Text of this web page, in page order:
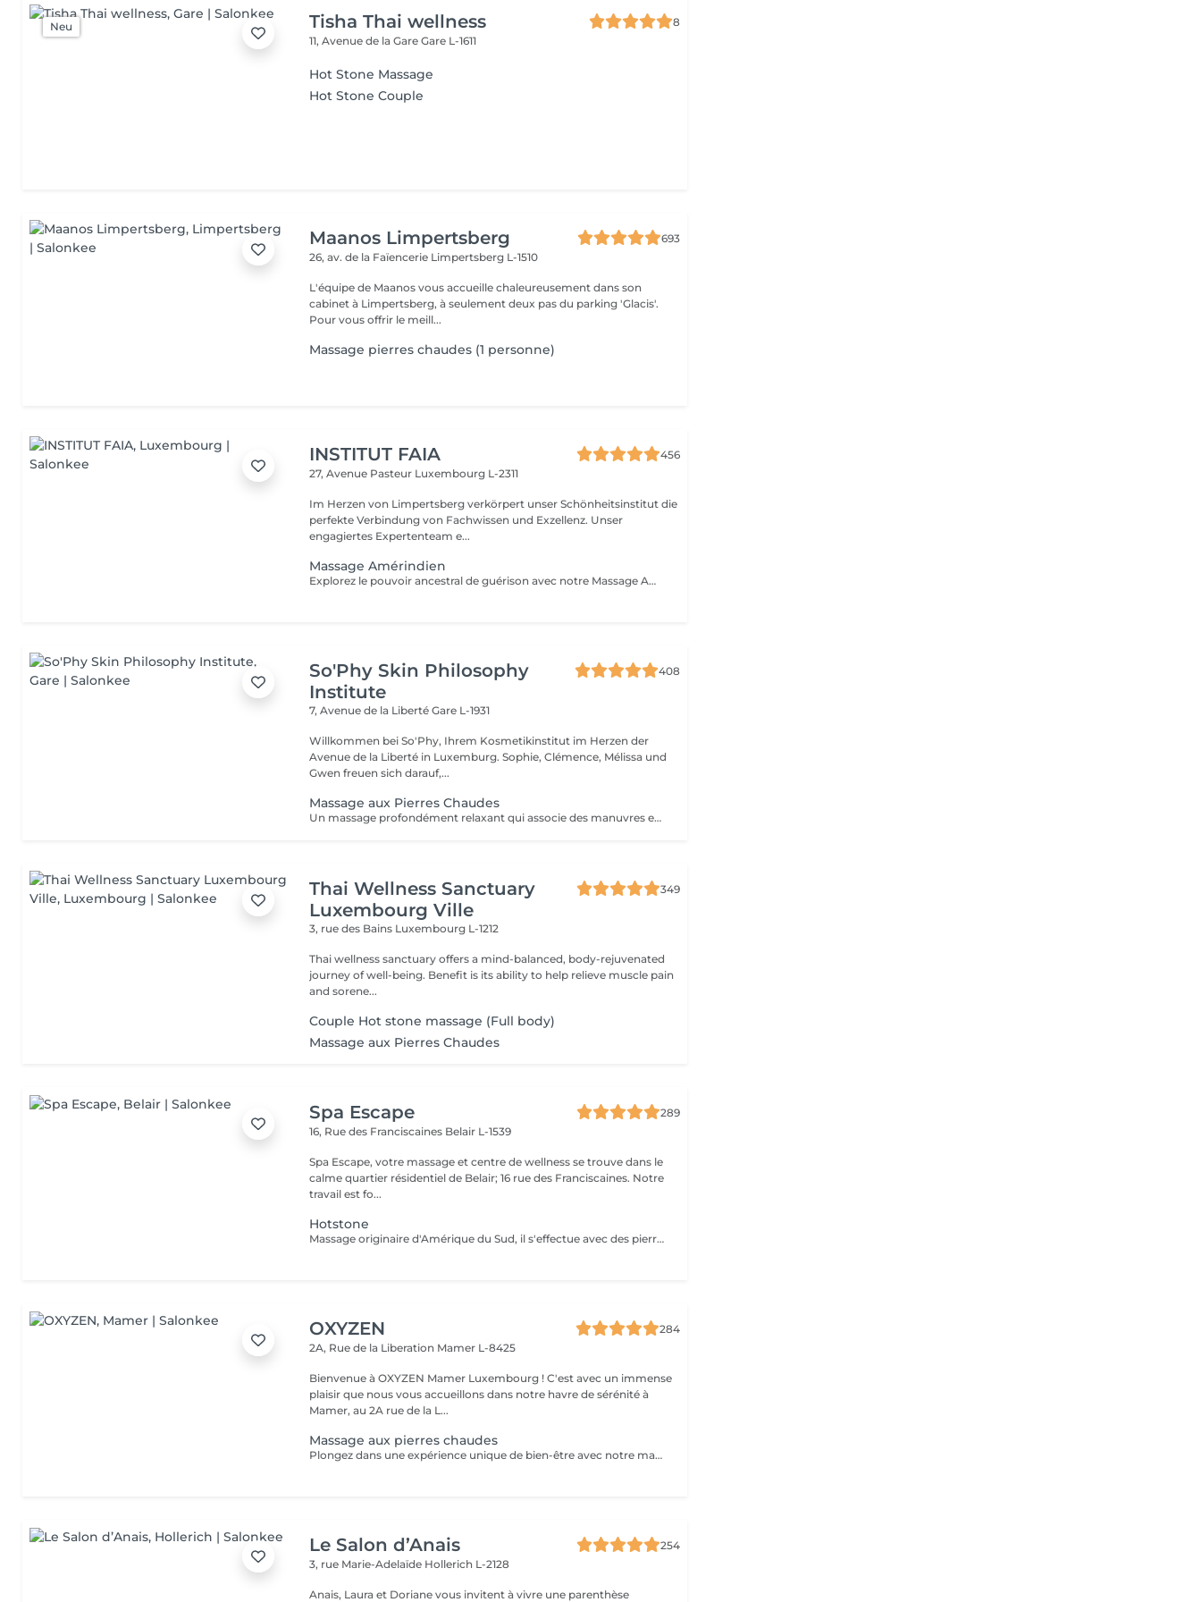
Neu Tisha Thai wellness
8
11, Avenue de la GareGare L-1611
Hot Stone Massage
Hot Stone Couple
Maanos Limpertsberg
693
26, av. de la Faïencerie Limpertsberg L-1510
L'équipe de Maanos vous accueille chaleureusement dans son
cabinet à Limpertsberg, à seulement deux pas du parking 'Glacis'.
Pour vous offrir le meill...
Massage pierres chaudes (1 personne)
INSTITUT FAIA
456
27, Avenue Pasteur Luxembourg L-2311
Im Herzen von Limpertsberg verkörpert unser Schönheitsinstitut die
perfekte Verbindung von Fachwissen und Exzellenz. Unser
engagiertes Expertenteam e...
Massage Amérindien
Explorez le pouvoir ancestral de guérison avec notre Massage Amérindien aux Pierres Chaudes. Plongez dans une expérience où la sagesse des traditions amérindiennes se marie à la chaleur bienfaisante des pierres. Les pierres chaudes, soigneusement positionnées le long de votre corps, libèrent une énergie apaisante qui soulage les tensions musculaires et stimule la circulation. Les mouvements rituels et les propriétés énergisantes des pierres créent une harmonie unique entre le physique et le spirituel. Laissez-vous emporter par la chaleur réconfortante et les bienfaits revitalisants de notre Massage Amérindien avec des pierres chaudes.
So'Phy Skin Philosophy
Institute
408
7, Avenue de la LibertéGare L-1931
Willkommen bei So'Phy, Ihrem Kosmetikinstitut im Herzen der
Avenue de la Liberté in Luxemburg. Sophie, Clémence, Mélissa und
Gwen freuen sich darauf,...
Massage aux Pierres Chaudes
Un massage profondément relaxant qui associe des manuvres enveloppantes à la chaleur des pierres volcaniques. La chaleur diffuse permet de relâcher les tensions musculaires en profondeur, favorise la détente et procure une sensation immédiate de lâcher-prise. Les mouvements lents et harmonieux accompagnent le corps vers un état de relaxation intense, tout en améliorant la circulation et la sensation de légèreté. Un soin idéal pour se détendre profondément, relâcher le stress et retrouver un équilibre entre le corps et l'esprit.
Thai Wellness Sanctuary
Luxembourg Ville
349
3, rue des Bains Luxembourg L-1212
Thai wellness sanctuary offers a mind-balanced, body-rejuvenated
journey of well-being. Benefit is its ability to help relieve muscle pain
and sorene...
Couple Hot stone massage (Full body)
Massage aux Pierres Chaudes
Spa Escape
289
16, Rue des Franciscaines Belair L-1539
Spa Escape, votre massage et centre de wellness se trouve dans le
calme quartier résidentiel de Belair; 16 rue des Franciscaines. Notre
travail est fo...
Hotstone
Massage originaire d'Amérique du Sud, il s'effectue avec des pierres volcaniques chaudes et des manoeuvres manuelles permettant au corps une détente musculaire et sensorielle très profonde. Vous ressortirez apaisé, rechargé et plein d'énergie
OXYZEN
284
2A, Rue de la Liberation Mamer L-8425
Bienvenue à OXYZEN Mamer Luxembourg ! C'est avec un immense
plaisir que nous vous accueillons dans notre havre de sérénité à
Mamer, au 2A rue de la L...
Massage aux pierres chaudes
Plongez dans une expérience unique de bien-être avec notre massage aux pierres chaudes. Cette pratique traditionnelle repose sur l'utilisation de pierres de basalte chauffées dans un bain d'eau chaude à température constante. Ces pierres sont ensuite utilisées pour induire des effets physiologiques de détente et de détoxification pendant le massage. Allongé(e) sur les pierres, enveloppé(e) dans un drap adapté à votre morphologie, vous ressentirez une chaleur enveloppante, une véritable sensation de mini-sauna, idéale pour vous réchauffer en hiver. Ce soin unique vous plongera dans une expérience sensorielle exceptionnelle, combinant des sensations contrastées, des stimuli répétés et une profonde relaxation. Le massage aux pierres chaudes diffère considérablement des massages manuels traditionnels, offrant une expérience inoubliable. Soins proposé uniquement de fin octobre à Mars afin de pouvoir bénéficier de tous les bienfaits de celui-ci Pour prolonger ces moments de bien-être, nous vous invitons à découvrir nos cartes FORFAITS, conçues pour vous offrir des avantages exclusifs. Pour plus d'informations, visitez notre page Forfaits. Parfait aussi comme idée cadeau sur mesure. Pour en savoir plus, cliquez ici : https://www.oxyzen.lu Veuillez noter que ce massage est déconseillé aux femmes enceintes. Avertissement : Nos soins sont dédiés au bien-être et à la relaxation. Ils ne remplacent pas un suivi médical et ne relèvent pas de la kinésithérapie.
Le Salon d’Anais
254
3, rue Marie-Adelaïde Hollerich L-2128
Anais, Laura et Doriane vous invitent à vivre une parenthèse